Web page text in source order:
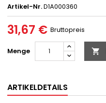
Artikel-Nr.D1A000360
31,67 € Bruttopreis
Menge 
ARTIKELDETAILS